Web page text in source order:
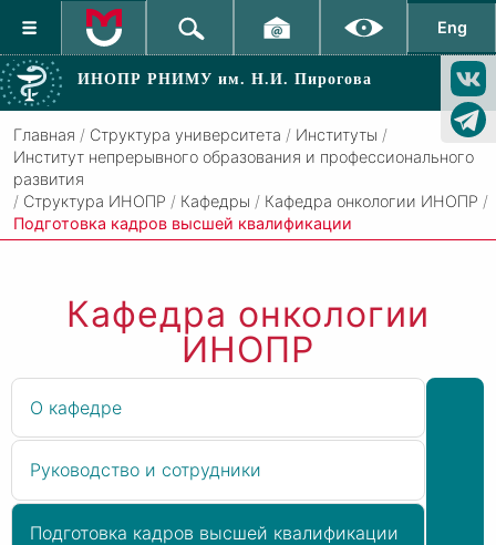
Eng
ИНОПР РНИМУ им. Н.И. Пирогова
Главная / Структура университета / Институты /
Институт непрерывного образования и профессионального
развития
/ Структура ИНОПР / Кафедры / Кафедра онкологии ИНОПР /
Подготовка кадров высшей квалификации
Кафедра онкологии
ИНОПР
О кафедре
Руководство и сотрудники
Подготовка кадров высшей квалификации